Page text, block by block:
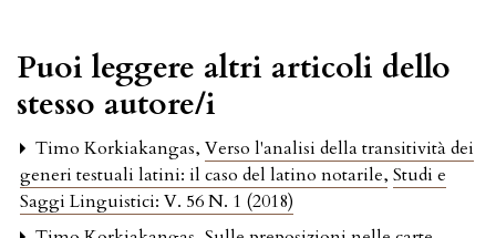
Puoi leggere altri articoli dello
stesso autore/i
Timo Korkiakangas, Verso l'analisi della transitività dei
generi testuali latini: il caso del latino notarile, Studi e
Saggi Linguistici: V. 56 N. 1 (2018)